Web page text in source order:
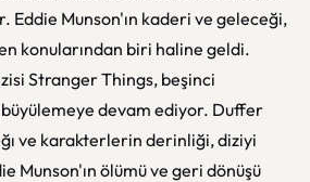
Eddie Munson'ın kaderi ve geleceği,
konularından biri haline geldi.
Stranger Things, beşinci
devam ediyor. Duffer
ve karakterlerin derinliği, diziyi
Munson'ın ölümü ve geri dönüşü